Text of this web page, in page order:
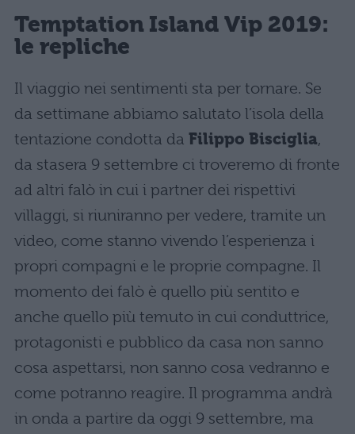
Temptation Island Vip 2019:
le repliche
Il viaggio nei sentimenti sta per tornare. Se
da settimane abbiamo salutato l’isola della
tentazione condotta da Filippo Bisciglia,
da stasera 9 settembre ci troveremo di fronte
ad altri falò in cui i partner dei rispettivi
villaggi, si riuniranno per vedere, tramite un
video, come stanno vivendo l’esperienza i
propri compagni e le proprie compagne. Il
momento dei falò è quello più sentito e
anche quello più temuto in cui conduttrice,
protagonisti e pubblico da casa non sanno
cosa aspettarsi, non sanno cosa vedranno e
come potranno reagire. Il programma andrà
in onda a partire da oggi 9 settembre, ma